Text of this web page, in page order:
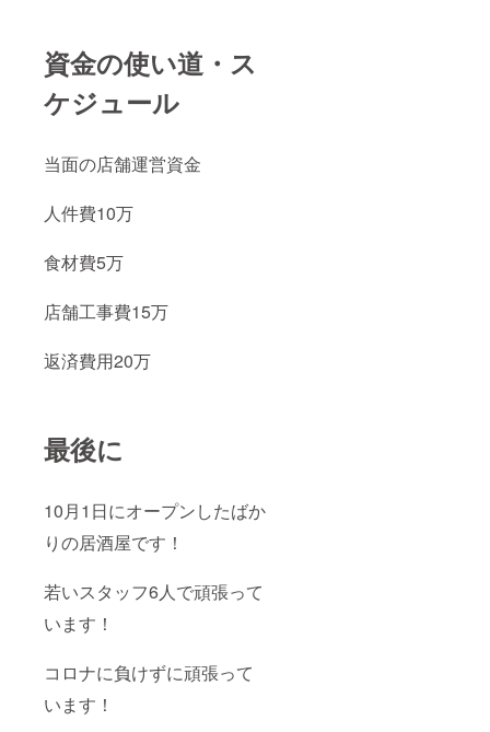
資金の使い道・ス
ケジュール
当面の店舗運営資金
人件費10万
食材費5万
店舗工事費15万
返済費用20万
最後に
10月1日にオープンしたばか
りの居酒屋です！
若いスタッフ6人で頑張って
います！
コロナに負けずに頑張って
います！